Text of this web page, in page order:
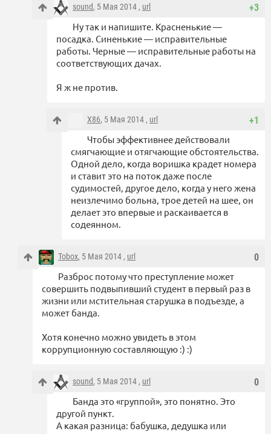
+3
sound, 5 Мая 2014 , url
Ну так и напишите. Красненькие —
посадка. Синенькие — исправительные
работы. Черные — исправительные работы на
соответствующих дачах.
Я ж не против.
+1
X86, 5 Мая 2014 , url
Чтобы эффективнее действовали
смягчающие и отягчающие обстоятельства.
Одной дело, когда воришка крадет номера
и ставит это на поток даже после
судимостей, другое дело, когда у него жена
неизлечимо больна, трое детей на шее, он
делает это впервые и раскаивается в
содеянном.
0
Tobox, 5 Мая 2014 , url
Разброс потому что преступление может
совершить подвыпивший студент в первый раз в
жизни или мстительная старушка в подъезде, а
может банда.
Хотя конечно можно увидеть в этом
коррупционную составляющую :) :)
0
sound, 5 Мая 2014 , url
Банда это «группой», это понятно. Это
другой пункт.
А какая разница: бабушка, дедушка или